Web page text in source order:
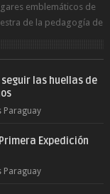
emblemáticos de
de la pedagogía de
las huellas de
Paraguay
Expedición
Paraguay